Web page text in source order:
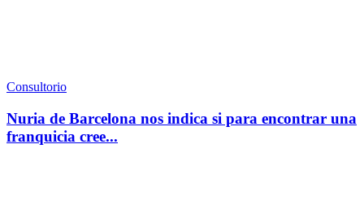
Consultorio
Nuria de Barcelona nos indica si para encontrar una
franquicia cree...